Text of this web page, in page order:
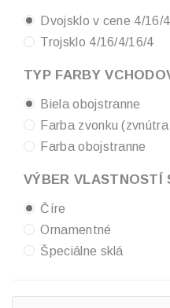
Dvojsklo v cene 4/16/4
Trojsklo 4/16/4/16/4
TYP FARBY
Biela obojstranne
Farba zvonku
Farba obojstranne
VÝBER VLASTNOSTÍ
Číre
Ornamentné
Špeciálne sklá